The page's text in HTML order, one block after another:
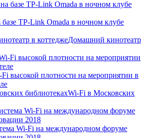
TP-Link Omada в ночном клубе
Домашний кинотеатр
высокой плотности на мероприятии в
Wi-Fi в Московских
Wi-Fi на международном форуме